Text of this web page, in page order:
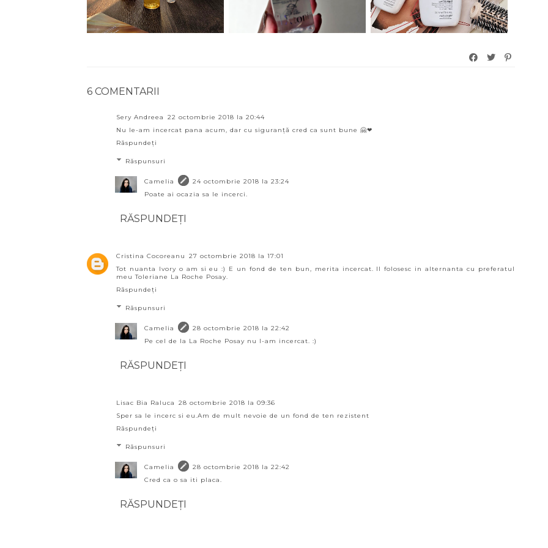
6 COMENTARII
Sery Andreea
22 octombrie 2018 la 20:44
Nu le-am incercat pana acum, dar cu siguranță cred ca sunt bune 🤗❤
Răspundeți
Răspunsuri
Camelia
24 octombrie 2018 la 23:24
Poate ai ocazia sa le incerci.
RĂSPUNDEȚI
Cristina Cocoreanu
27 octombrie 2018 la 17:01
Tot nuanta Ivory o am si eu :) E un fond de ten bun, merita incercat. Il folosesc in alternanta cu preferatul
meu Toleriane La Roche Posay.
Răspundeți
Răspunsuri
Camelia
28 octombrie 2018 la 22:42
Pe cel de la La Roche Posay nu l-am incercat. :)
RĂSPUNDEȚI
Lisac Bia Raluca
28 octombrie 2018 la 09:36
Sper sa le incerc si eu.Am de mult nevoie de un fond de ten rezistent
Răspundeți
Răspunsuri
Camelia
28 octombrie 2018 la 22:42
Cred ca o sa iti placa.
RĂSPUNDEȚI